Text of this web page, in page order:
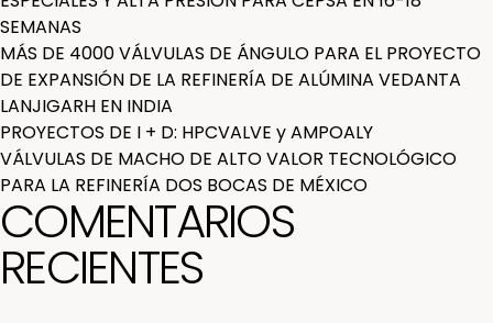
SEMANAS
MÁS DE 4000 VÁLVULAS DE ÁNGULO PARA EL PROYECTO
DE EXPANSIÓN DE LA REFINERÍA DE ALÚMINA VEDANTA
LANJIGARH EN INDIA
PROYECTOS DE I + D: HPCVALVE y AMPOALY
VÁLVULAS DE MACHO DE ALTO VALOR TECNOLÓGICO
PARA LA REFINERÍA DOS BOCAS DE MÉXICO
COMENTARIOS
RECIENTES